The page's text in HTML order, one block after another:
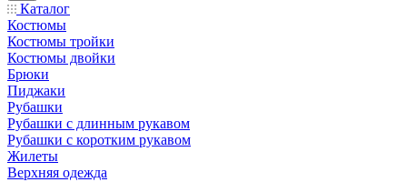
Каталог
Костюмы
Костюмы тройки
Костюмы двойки
Брюки
Пиджаки
Рубашки
Рубашки с длинным рукавом
Рубашки с коротким рукавом
Жилеты
Верхняя одежда